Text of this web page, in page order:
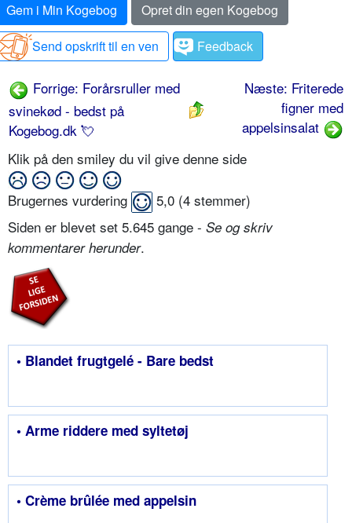
Gem i Min Kogebog
Opret din egen Kogebog
Send opskrift til en ven
Feedback
Forrige: Forårsruller med
svinekød - bedst på
Kogebog.dk 💘
Næste: Friterede
figner med
appelsinsalat
Klik på den smiley du vil give denne side
Brugernes vurdering 5,0 (4 stemmer)
Siden er blevet set 5.645 gange - Se og skriv
kommentarer herunder.
• Blandet frugtgelé - Bare bedst
• Arme riddere med syltetøj
• Crème brûlée med appelsin